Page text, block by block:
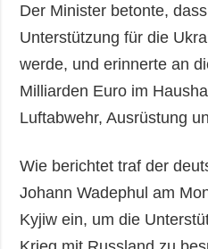
Der Minister betonte,
Unterstützung für die
werde, und erinnerte an
Milliarden Euro im
Luftabwehr, Ausrüstung
Wie berichtet traf der
Johann Wadephul am
Kyjiw ein, um die